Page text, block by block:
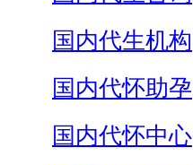
国内代生机构
国内代怀助孕
国内代怀中心